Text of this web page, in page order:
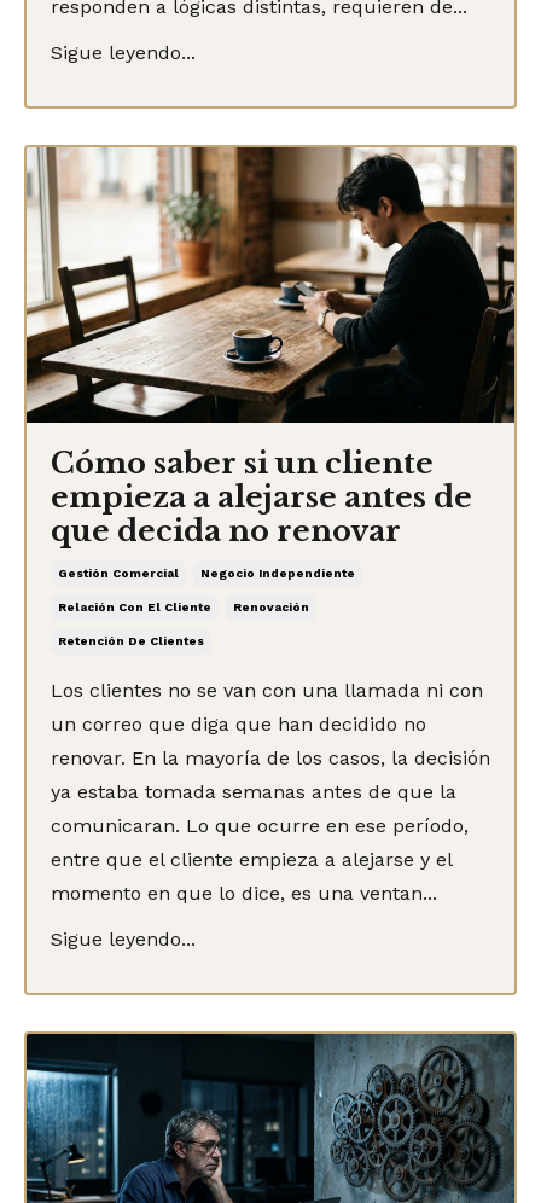
responden a lógicas distintas, requieren de...
Sigue leyendo...
Cómo saber si un cliente
empieza a alejarse antes de
que decida no renovar
Gestión Comercial Negocio Independiente
Relación Con El Cliente Renovación
Retención De Clientes
Los clientes no se van con una llamada ni con
un correo que diga que han decidido no
renovar. En la mayoría de los casos, la decisión
ya estaba tomada semanas antes de que la
comunicaran. Lo que ocurre en ese período,
entre que el cliente empieza a alejarse y el
momento en que lo dice, es una ventan...
Sigue leyendo...